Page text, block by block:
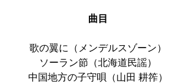
曲目
歌の翼に（メンデルスゾーン）
ソーラン節（北海道民謡）
中国地方の子守唄（山田 耕筰）